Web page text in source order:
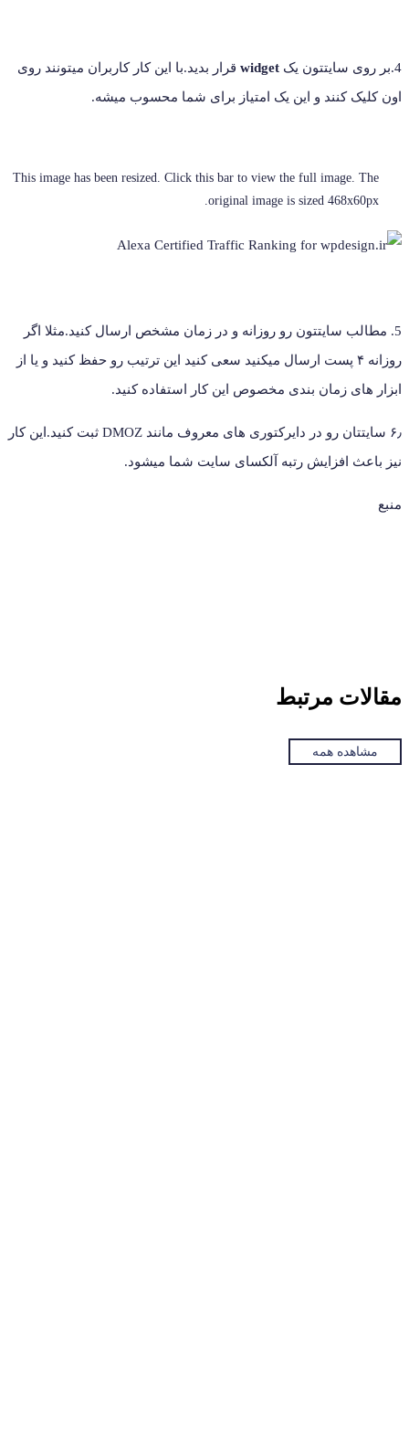
4.بر روی سایتتون یک widget قرار بدید.با این کار کاربران میتونند روی
اون کلیک کنند و این یک امتیاز برای شما محسوب میشه.
This image has been resized. Click this bar to view the full image. The
original image is sized 468x60px.
5. مطالب سایتتون رو روزانه و در زمان مشخص ارسال کنید.مثلا اگر
روزانه ۴ پست ارسال میکنید سعی کنید این ترتیب رو حفظ کنید و یا از
ابزار های زمان بندی مخصوص این کار استفاده کنید.
۶٫ سایتتان رو در دایرکتوری های معروف مانند DMOZ ثبت کنید.این کار
نیز باعث افزایش رتبه آلکسای سایت شما میشود.
منبع
مقالات مرتبط
مشاهده همه